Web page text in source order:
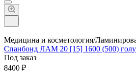
Медицина и косметология/
Спанбонд ЛАМ 20 [15] 1600 (500)
Под заказ
8400 ₽